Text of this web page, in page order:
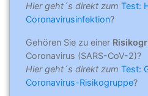
Hier geht´s direkt zum Test:
Coronavirusinfektion?
Gehören Sie zu einer
Coronavirus (SARS-CoV-2)?
Hier geht´s direkt zum Test:
Coronavirus-Risikogruppe?